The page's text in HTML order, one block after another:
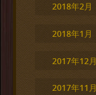
2018年2月
2018年1月
2017年12月
2017年11月